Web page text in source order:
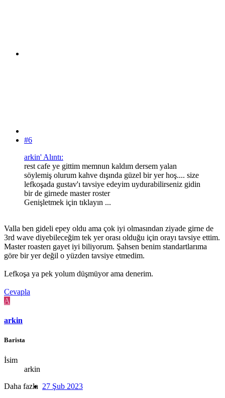
#6
arkin' Alıntı:
rest cafe ye gittim memnun kaldım dersem yalan
söylemiş olurum kahve dışında güzel bir yer hoş.... size
lefkoşada gustav'ı tavsiye edeyim uydurabilirseniz gidin
bir de girnede master roster
Genişletmek için tıklayın ...
Valla ben gideli epey oldu ama çok iyi olmasından ziyade girne de
3rd wave diyebileceğim tek yer orası olduğu için orayı tavsiye ettim.
Master roasterı gayet iyi biliyorum. Şahsen benim standartlarıma
göre bir yer değil o yüzden tavsiye etmedim.
Lefkoşa ya pek yolum düşmüyor ama denerim.
Cevapla
A
arkin
Barista
İsim
arkin
Daha fazla 27 Şub 2023